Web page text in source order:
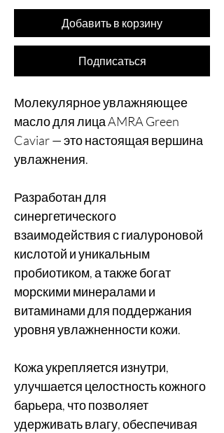
Добавить в корзину
Подписаться
Молекулярное увлажняющее
масло для лица AMRA Green
Caviar — это настоящая вершина
увлажнения.
Разработан для
синергетического
взаимодействия с гиалуроновой
кислотой и уникальным
пробиотиком, а также богат
морскими минералами и
витаминами для поддержания
уровня увлажненности кожи.
Кожа укрепляется изнутри,
улучшается целостность кожного
барьера, что позволяет
удерживать влагу, обеспечивая